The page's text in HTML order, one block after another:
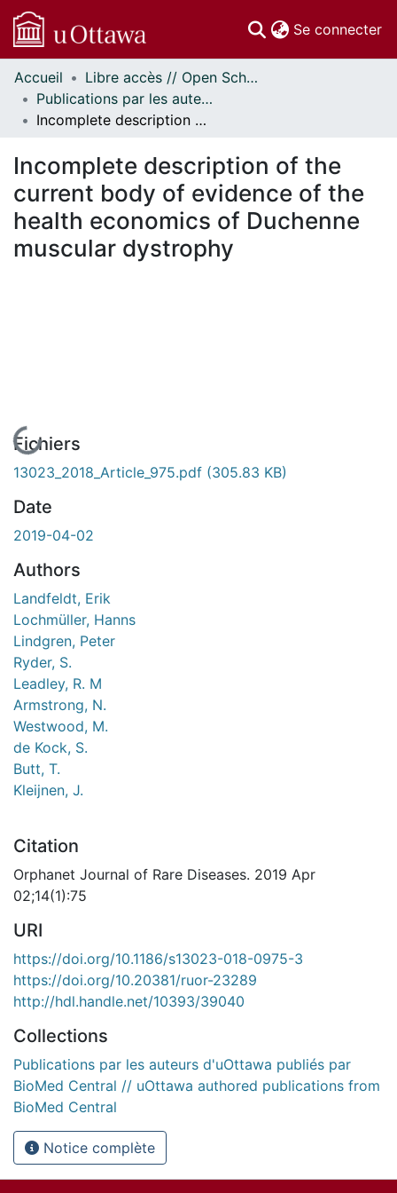
Se connecter
Communautés
et collections
Parcourir
À propos
Accueil
Libre accès // Open Scholarship
Publications par les auteurs d'uOttawa publiés par BioMed Central // uOttawa authored publications from BioMed Central
Incomplete description of the current body of evidence of the health economics of Duchenne muscular dystrophy
Incomplete description of the
current body of evidence of the
health economics of Duchenne
muscular dystrophy
En cours de chargement...
Fichiers
13023_2018_Article_975.pdf (305.83 KB)
Date
2019-04-02
Authors
Landfeldt, Erik
Lochmüller, Hanns
Lindgren, Peter
Ryder, S.
Leadley, R. M
Armstrong, N.
Westwood, M.
de Kock, S.
Butt, T.
Kleijnen, J.
Citation
Orphanet Journal of Rare Diseases. 2019 Apr
02;14(1):75
URI
https://doi.org/10.1186/s13023-018-0975-3
https://doi.org/10.20381/ruor-23289
http://hdl.handle.net/10393/39040
Collections
Publications par les auteurs d'uOttawa publiés par
BioMed Central // uOttawa authored publications from
BioMed Central
Notice complète